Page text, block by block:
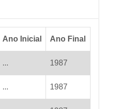
Ano Inicial Ano Final
... 1987
... 1987